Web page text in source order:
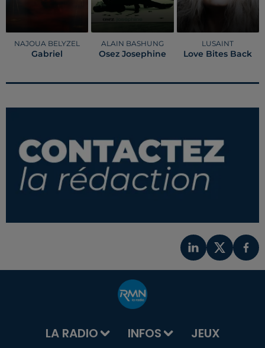
NAJOUA BELYZEL
Gabriel
ALAIN BASHUNG
Osez Josephine
LUSAINT
Love Bites Back
LA RADIO INFOS JEUX